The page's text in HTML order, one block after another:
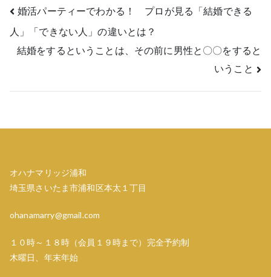
投
稿
ビ
シ
ョ
ン
婚活パーティーでわかる！ プロが見る「結婚できる
人」「できない人」の違いとは？
結婚をするということは、その前に男性と〇〇をすると
いうこと
オハナマリッジ浦和
埼玉県さいたま市浦和区本太１丁目
ohanamarry@gmail.com
１０時～１８時（会員１９時まで）完全予約制
木曜日、年末年始